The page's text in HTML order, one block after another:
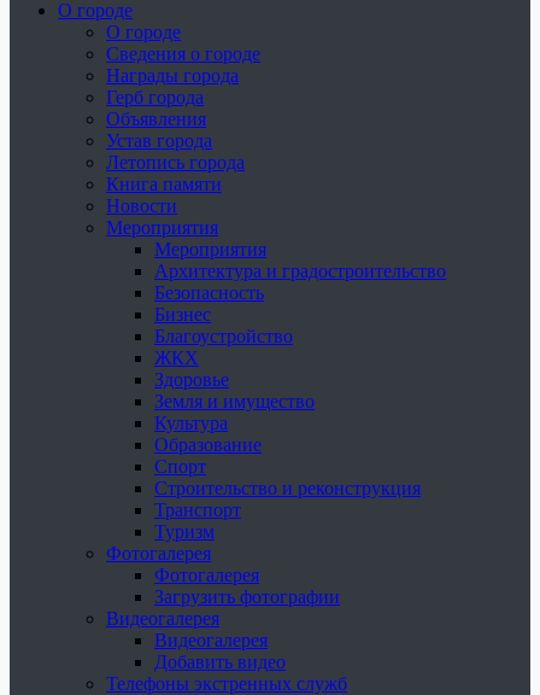
О городе
О городе
Сведения о городе
Награды города
Герб города
Объявления
Устав города
Летопись города
Книга памяти
Новости
Мероприятия
Мероприятия
Архитектура и градостроительство
Безопасность
Бизнес
Благоустройство
ЖКХ
Здоровье
Земля и имущество
Культура
Образование
Спорт
Строительство и реконструкция
Транспорт
Туризм
Фотогалерея
Фотогалерея
Загрузить фотографии
Видеогалерея
Видеогалерея
Добавить видео
Телефоны экстренных служб